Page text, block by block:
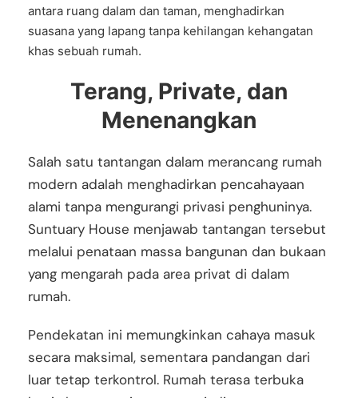
antara ruang dalam dan taman, menghadirkan
suasana yang lapang tanpa kehilangan kehangatan
khas sebuah rumah.
Terang, Private, dan
Menenangkan
Salah satu tantangan dalam merancang rumah
modern adalah menghadirkan pencahayaan
alami tanpa mengurangi privasi penghuninya.
Suntuary House menjawab tantangan tersebut
melalui penataan massa bangunan dan bukaan
yang mengarah pada area privat di dalam
rumah.
Pendekatan ini memungkinkan cahaya masuk
secara maksimal, sementara pandangan dari
luar tetap terkontrol. Rumah terasa terbuka